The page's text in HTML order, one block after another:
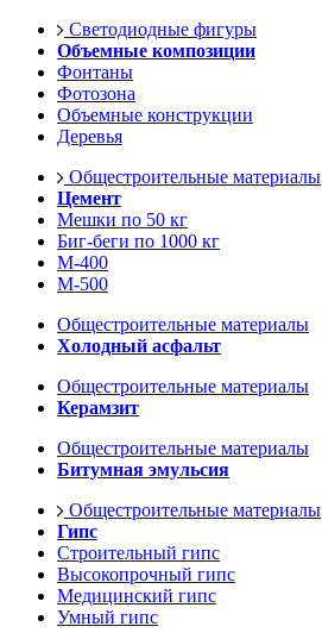
Светодиодные фигуры
Объемные композиции
Фонтаны
Фотозона
Объемные конструкции
Деревья
Общестроительные материалы
Цемент
Мешки по 50 кг
Биг-беги по 1000 кг
М-400
М-500
Общестроительные материалы
Холодный асфальт
Общестроительные материалы
Керамзит
Общестроительные материалы
Битумная эмульсия
Общестроительные материалы
Гипс
Строительный гипс
Высокопрочный гипс
Медицинский гипс
Умный гипс